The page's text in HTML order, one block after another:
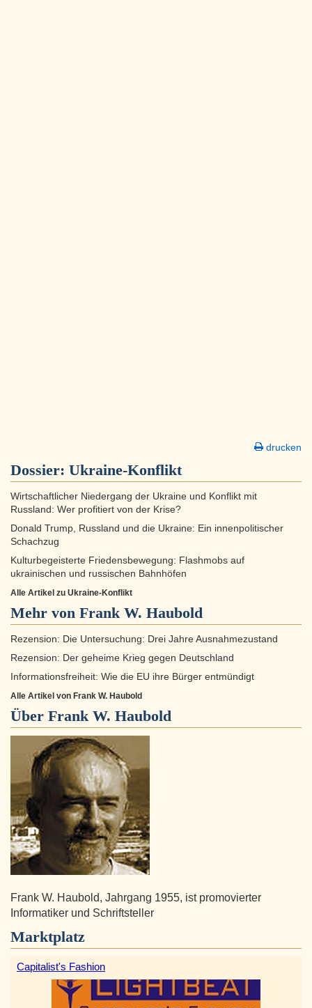
drucken
Dossier: Ukraine-Konflikt
Wirtschaftlicher Niedergang der Ukraine und Konflikt mit
Russland: Wer profitiert von der Krise?
Donald Trump, Russland und die Ukraine: Ein innenpolitischer
Schachzug
Kulturbegeisterte Friedensbewegung: Flashmobs auf
ukrainischen und russischen Bahnhöfen
Alle Artikel zu Ukraine-Konflikt
Mehr von Frank W. Haubold
Rezension: Die Untersuchung: Drei Jahre Ausnahmezustand
Rezension: Der geheime Krieg gegen Deutschland
Informationsfreiheit: Wie die EU ihre Bürger entmündigt
Alle Artikel von Frank W. Haubold
Über Frank W. Haubold
Frank W. Haubold, Jahrgang 1955, ist promovierter
Informatiker und Schriftsteller
Marktplatz
Capitalist's Fashion